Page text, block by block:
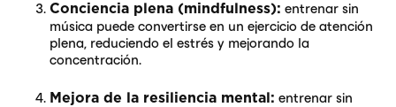
Conciencia plena (mindfulness): entrenar sin
música puede convertirse en un ejercicio de atención
plena, reduciendo el estrés y mejorando la
concentración.
Mejora de la resiliencia mental: entrenar sin